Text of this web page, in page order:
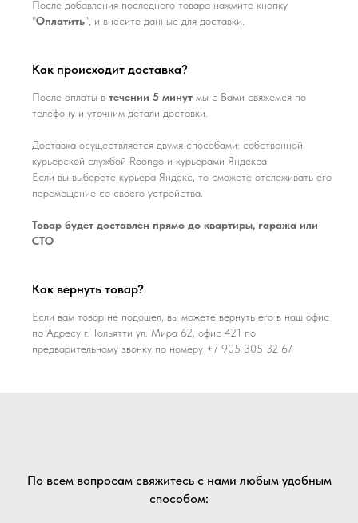
После добавления последнего товара нажмите кнопку
"Оплатить", и внесите данные для доставки.
Как происходит доставка?
После оплаты в течении 5 минут мы с Вами свяжемся по
телефону и уточним детали доставки.
Доставка осуществляется двумя способами: собственной
курьерской службой Roongo и курьерами Яндекса.
Если вы выберете курьера Яндекс, то сможете отслеживать его
перемещение со своего устройства.
Товар будет доставлен прямо до квартиры, гаража или
СТО
Как вернуть товар?
Если вам товар не подошел, вы можете вернуть его в наш офис
по Адресу г. Тольятти ул. Мира 62, офис 421 по
предварительному звонку по номеру +7 905 305 32 67
По всем вопросам свяжитесь с нами любым удобным
способом: